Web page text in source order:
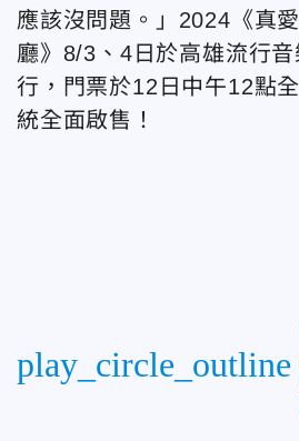
應該沒問題。」2024《真
廳》8/3、4日於高雄流行
行，門票於12日中午12點
統全面啟售！
play_circle_outline